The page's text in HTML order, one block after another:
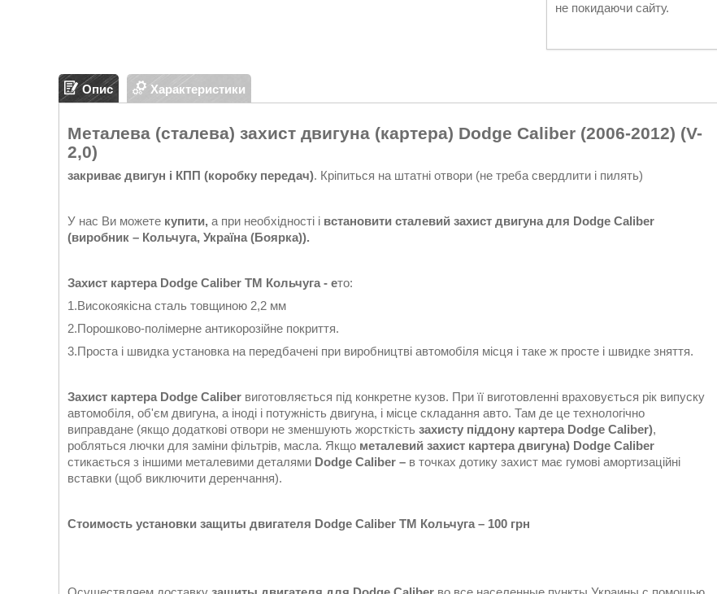
не покидаючи сайту.
Опис Характеристики
Металева (сталева) захист двигуна (картера) Dodge Caliber (2006-2012) (V-
2,0)
закриває двигун і КПП (коробку передач). Кріпиться на штатні отвори (не треба свердлити і пилять)
У нас Ви можете купити, а при необхідності і встановити сталевий захист двигуна для Dodge Caliber
(виробник – Кольчуга, Україна (Боярка)).
Захист картера Dodge Caliber ТМ Кольчуга - ето:
1.Високоякісна сталь товщиною 2,2 мм
2.Порошково-полімерне антикорозійне покриття.
3.Проста і швидка установка на передбачені при виробництві автомобіля місця і таке ж просте і швидке зняття.
Захист картера Dodge Caliber виготовляється під конкретне кузов. При її виготовленні враховується рік випуску
автомобіля, об'єм двигуна, а іноді і потужність двигуна, і місце складання авто. Там де це технологічно
виправдане (якщо додаткові отвори не зменшують жорсткість захисту піддону картера Dodge Caliber),
робляться лючки для заміни фільтрів, масла. Якщо металевий захист картера двигуна) Dodge Caliber
стикається з іншими металевими деталями Dodge Caliber – в точках дотику захист має гумові амортизаційні
вставки (щоб виключити деренчання).
Стоимость установки защиты двигателя Dodge Caliber ТМ Кольчуга – 100 грн